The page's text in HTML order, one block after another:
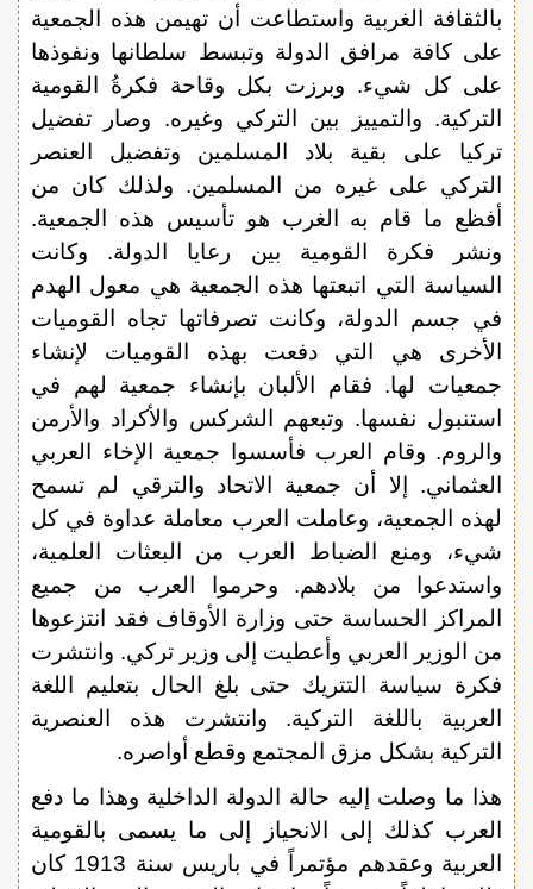
بالثقافة الغربية واستطاعت أن تهيمن هذه الجمعية
على كافة مرافق الدولة وتبسط سلطانها ونفوذها
على كل شيء. وبرزت بكل وقاحة فكرةُ القومية
التركية. والتمييز بين التركي وغيره. وصار تفضيل
تركيا على بقية بلاد المسلمين وتفضيل العنصر
التركي على غيره من المسلمين. ولذلك كان من
أفظع ما قام به الغرب هو تأسيس هذه الجمعية.
ونشر فكرة القومية بين رعايا الدولة. وكانت
السياسة التي اتبعتها هذه الجمعية هي معول الهدم
في جسم الدولة، وكانت تصرفاتها تجاه القوميات
الأخرى هي التي دفعت بهذه القوميات لإنشاء
جمعيات لها. فقام الألبان بإنشاء جمعية لهم في
استنبول نفسها. وتبعهم الشركس والأكراد والأرمن
والروم. وقام العرب فأسسوا جمعية الإخاء العربي
العثماني. إلا أن جمعية الاتحاد والترقي لم تسمح
لهذه الجمعية، وعاملت العرب معاملة عداوة في كل
شيء، ومنع الضباط العرب من البعثات العلمية،
واستدعوا من بلادهم. وحرموا العرب من جميع
المراكز الحساسة حتى وزارة الأوقاف فقد انتزعوها
من الوزير العربي وأعطيت إلى وزير تركي. وانتشرت
فكرة سياسة التتريك حتى بلغ الحال بتعليم اللغة
العربية باللغة التركية. وانتشرت هذه العنصرية
التركية بشكل مزق المجتمع وقطع أواصره.
هذا ما وصلت إليه حالة الدولة الداخلية وهذا ما دفع
العرب كذلك إلى الانحياز إلى ما يسمى بالقومية
العربية وعقدهم مؤتمراً في باريس سنة 1913 كان